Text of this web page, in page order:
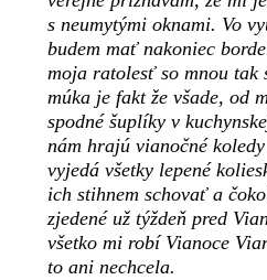
s neumytými oknami. Vo
budem mať nakoniec
moja ratolesť so mnou tak
múka je fakt že všade, od
spodné šuplíky v
nám hrajú vianočné
vyjedá všetky lepené
ich stihnem schovať a
zjedené už týždeň pred
všetko mi robí Vianoce
to ani nechcela.